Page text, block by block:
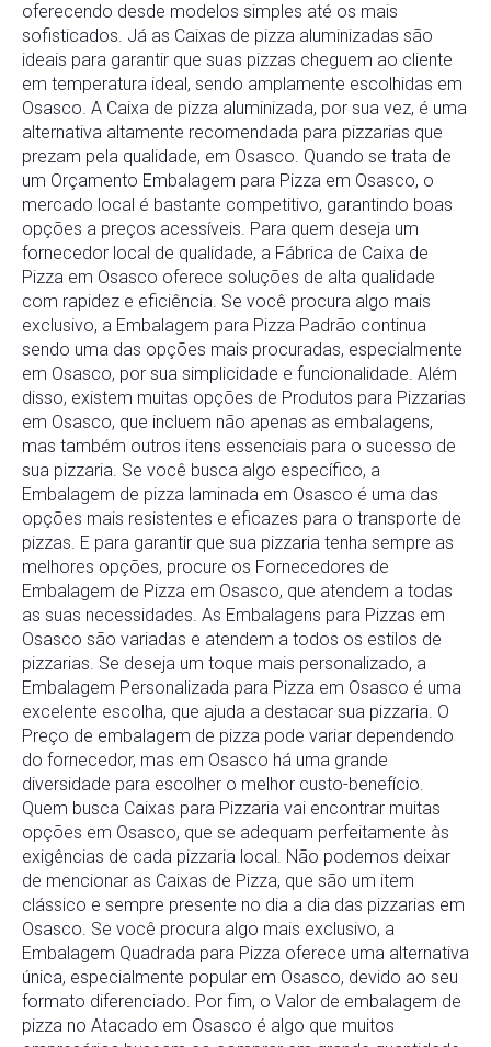
oferecendo desde modelos simples até os mais
sofisticados. Já as Caixas de pizza aluminizadas são
ideais para garantir que suas pizzas cheguem ao cliente
em temperatura ideal, sendo amplamente escolhidas em
Osasco. A Caixa de pizza aluminizada, por sua vez, é uma
alternativa altamente recomendada para pizzarias que
prezam pela qualidade, em Osasco. Quando se trata de
um Orçamento Embalagem para Pizza em Osasco, o
mercado local é bastante competitivo, garantindo boas
opções a preços acessíveis. Para quem deseja um
fornecedor local de qualidade, a Fábrica de Caixa de
Pizza em Osasco oferece soluções de alta qualidade
com rapidez e eficiência. Se você procura algo mais
exclusivo, a Embalagem para Pizza Padrão continua
sendo uma das opções mais procuradas, especialmente
em Osasco, por sua simplicidade e funcionalidade. Além
disso, existem muitas opções de Produtos para Pizzarias
em Osasco, que incluem não apenas as embalagens,
mas também outros itens essenciais para o sucesso de
sua pizzaria. Se você busca algo específico, a
Embalagem de pizza laminada em Osasco é uma das
opções mais resistentes e eficazes para o transporte de
pizzas. E para garantir que sua pizzaria tenha sempre as
melhores opções, procure os Fornecedores de
Embalagem de Pizza em Osasco, que atendem a todas
as suas necessidades. As Embalagens para Pizzas em
Osasco são variadas e atendem a todos os estilos de
pizzarias. Se deseja um toque mais personalizado, a
Embalagem Personalizada para Pizza em Osasco é uma
excelente escolha, que ajuda a destacar sua pizzaria. O
Preço de embalagem de pizza pode variar dependendo
do fornecedor, mas em Osasco há uma grande
diversidade para escolher o melhor custo-benefício.
Quem busca Caixas para Pizzaria vai encontrar muitas
opções em Osasco, que se adequam perfeitamente às
exigências de cada pizzaria local. Não podemos deixar
de mencionar as Caixas de Pizza, que são um item
clássico e sempre presente no dia a dia das pizzarias em
Osasco. Se você procura algo mais exclusivo, a
Embalagem Quadrada para Pizza oferece uma alternativa
única, especialmente popular em Osasco, devido ao seu
formato diferenciado. Por fim, o Valor de embalagem de
pizza no Atacado em Osasco é algo que muitos